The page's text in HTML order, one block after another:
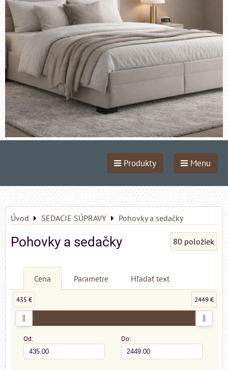
Produkty Menu
Úvod SEDACIE SÚPRAVY Pohovky a sedačky
Pohovky a sedačky 80 položiek
Cena Parametre Hľadať text
Od: Do:
435 € 2449 €